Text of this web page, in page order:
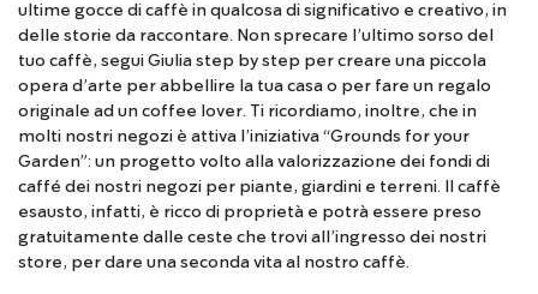
ultime gocce di caffè in qualcosa di significativo e creativo, in
delle storie da raccontare. Non sprecare l’ultimo sorso del
tuo caffè, segui Giulia step by step per creare una piccola
opera d’arte per abbellire la tua casa o per fare un regalo
originale ad un coffee lover. Ti ricordiamo, inoltre, che in
molti nostri negozi è attiva l’iniziativa “Grounds for your
Garden”: un progetto volto alla valorizzazione dei fondi di
caffé dei nostri negozi per piante, giardini e terreni. Il caffè
esausto, infatti, è ricco di proprietà e potrà essere preso
gratuitamente dalle ceste che trovi all’ingresso dei nostri
store, per dare una seconda vita al nostro caffè.